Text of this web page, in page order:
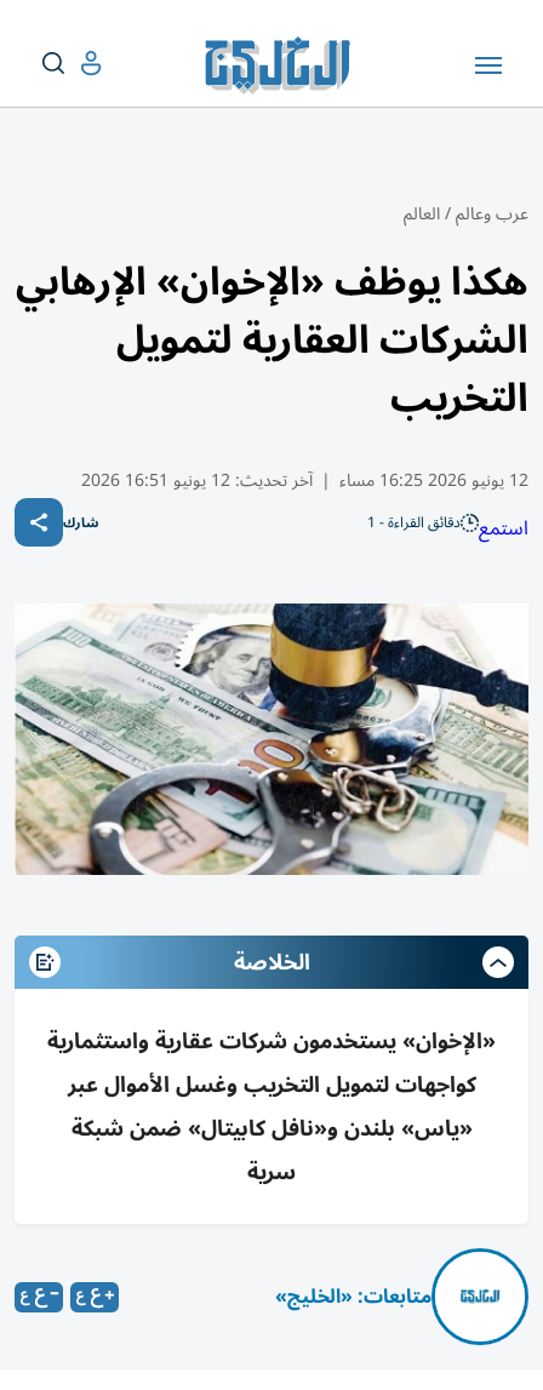
عرب وعالم/العالم
هكذا يوظف «الإخوان» الإرهابي
الشركات العقارية لتمويل
التخريب
12 يونيو 2026 16:25 مساء | آخر تحديث:12 يونيو 16:51 2026
استمع دقائق القراءة - 1 شارك
الخلاصة
«الإخوان» يستخدمون شركات عقارية واستثمارية
كواجهات لتمويل التخريب وغسل الأموال عبر
«ياس» بلندن و«نافل كابيتال» ضمن شبكة
سرية
متابعات: «الخليج»